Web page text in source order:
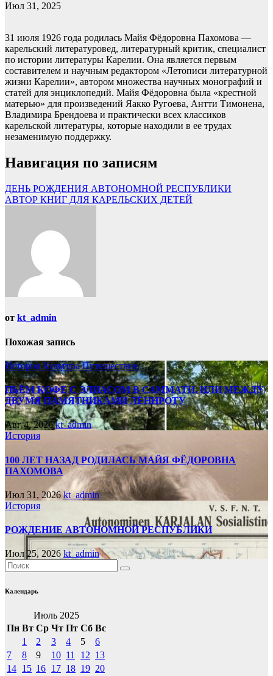
Июл 31, 2025
31 июля 1926 года родилась Майя Фёдоровна Пахомова —
карельский литературовед, литературный критик, специалист
по истории литературы Карелии. Она является первым
составителем и научным редактором «Летописи литературной
жизни Карелии», автором множества научных монографий и
статей для энциклопедий. Майя Фёдоровна была «крестной
матерью» для произведений Яакко Ругоева, Антти Тимонена,
Владимира Брендоева и практически всех классиков
карельской литературы, которые находили в ее трудах
незаменимую поддержку.
Навигация по записям
ДЕНЬ РОЖДЕНИЯ АВТОНОМНОЙ РЕСПУБЛИКИ
АВТОР КНИГ ДЛЯ КАРЕЛЬСКИХ ДЕТЕЙ
от kt_admin
Похожая запись
ИсторияКультураПутешествие
ПЬЁМ КОФЕ С ЭЛИАСОМ В САММАТИ, ИЛИ МЕЖДУ
ДВУМЯ ПАМЯТНИКАМИ ЛЁННРОТУ
Авг 4, 2026 kt_admin
История
100 ЛЕТ НАЗАД РОДИЛАСЬ МАЙЯ ФЁДОРОВНА
ПАХОМОВА
Июл 31, 2026 kt_admin
История
РОЖДЕНИЕ АВТОНОМНОЙ РЕСПУБЛИКИ
Июл 25, 2026 kt_admin
Календарь
Июль 2025
Пн Вт Ср Чт Пт Сб Вс
1
2 3 4 5
6
7
8 9 10 11 12 13
14 15 16 17 18 19 20